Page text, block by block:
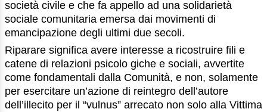
società civile e che fa appello ad una solidarietà
sociale comunitaria emersa dai movimenti di
emancipazione degli ultimi due secoli.
Riparare significa avere interesse a ricostruire fili e
catene di relazioni psicolo giche e sociali, avvertite
come fondamentali dalla Comunità, e non, solamente
per esercitare un’azione di reintegro dell’autore
dell’illecito per il “vulnus” arrecato non solo alla Vittima